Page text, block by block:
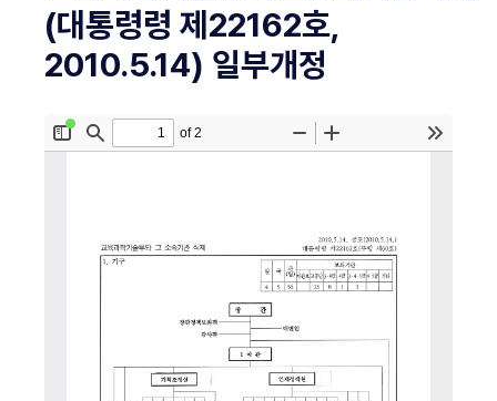
(대통령령 제22162호,
2010.5.14) 일부개정